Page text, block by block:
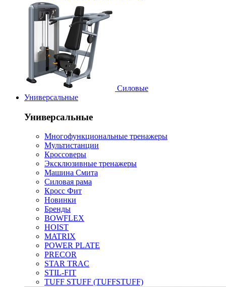
Силовые
Универсальные
Универсальные
Многофункциональные тренажеры
Мультистанции
Кроссоверы
Эксклюзивные тренажеры
Машина Смита
Силовая рама
Кросс Фит
Новинки
Бренды
BOWFLEX
HOIST
MATRIX
POWER PLATE
PRECOR
STAR TRAC
STIL-FIT
TUFF STUFF (TUFFSTUFF)